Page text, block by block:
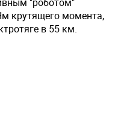
крутящего момента,
в 55 км.